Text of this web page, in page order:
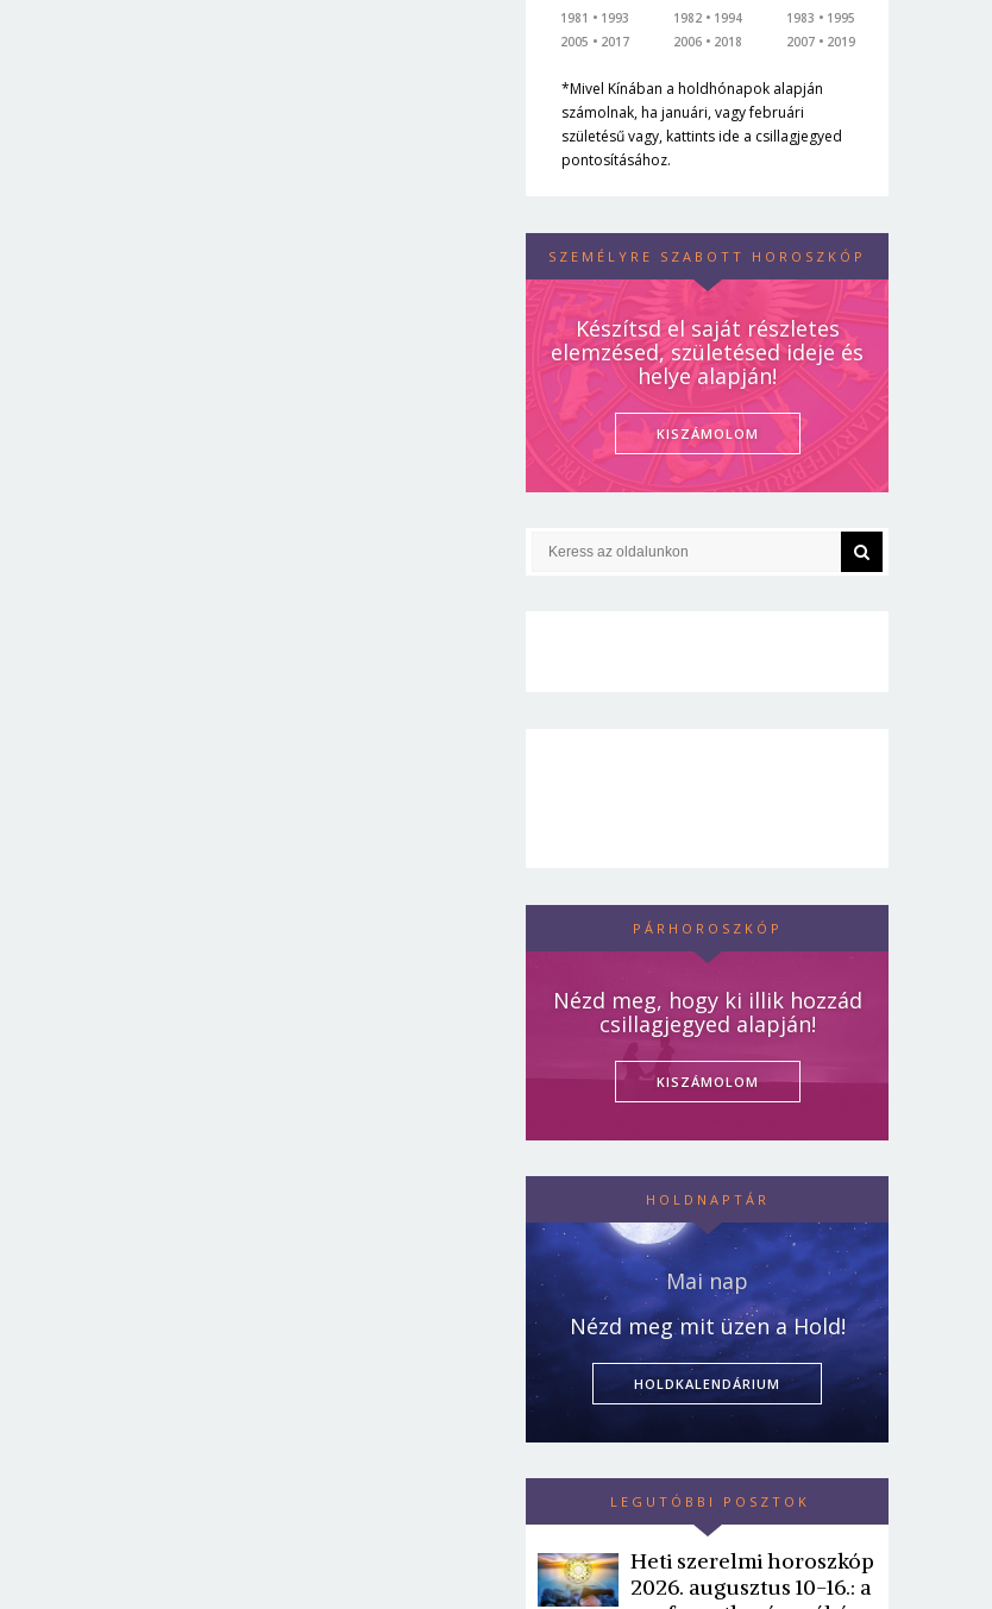
1981
1993
2005
2017
1982
1994
2006
2018
1983
1995
2007
2019
*Mivel Kínában a holdhónapok alapján
számolnak, ha januári, vagy februári
születésű vagy, kattints ide a csillagjegyed
pontosításához.
SZEMÉLYRE SZABOTT HOROSZKÓP
Készítsd el saját részletes
elemzésed, születésed ideje és
helye alapján!
KISZÁMOLOM
PÁRHOROSZKÓP
Nézd meg, hogy ki illik hozzád
csillagjegyed alapján!
KISZÁMOLOM
HOLDNAPTÁR
Mai nap
Nézd meg mit üzen a Hold!
HOLDKALENDÁRIUM
LEGUTÓBBI POSZTOK
Heti szerelmi horoszkóp
2026. augusztus 10-16.: a